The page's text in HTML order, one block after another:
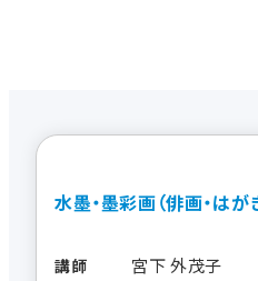
水墨・墨彩画（俳画・はが
講師 宮下 外茂子